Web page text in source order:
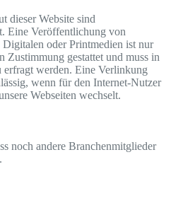
dieser Website sind
Eine Veröffentlichung von
oder Printmedien ist nur
Zustimmung gestattet und muss in
erfragt werden. Eine Verlinkung
wenn für den Internet-Nutzer
Webseiten wechselt.
noch andere Branchenmitglieder